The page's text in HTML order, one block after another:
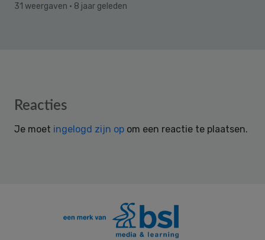
31 weergaven · 8 jaar geleden
Reader
Reacties
Je moet ingelogd zijn op om een reactie te plaatsen.